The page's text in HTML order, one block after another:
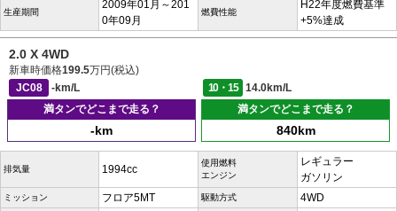
生産期間
2009年01月～201
0年09月
燃費性能
H22年度燃費基準
+5%達成
2.0 X 4WD
新車時価格199.5万円(税込)
JC08
-km/L 10・15
14.0km/L
満タンでどこまで走る？
-km
満タンでどこまで走る？
840km
排気量 1994cc
使用燃料
エンジン
レギュラー
ガソリン
ミッション フロア5MT 駆動方式 4WD